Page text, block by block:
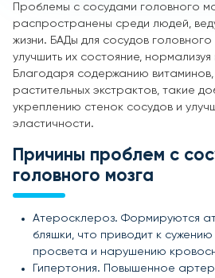
Проблемы с сосудами головного
распространены среди людей,
жизни. БАДы для сосудов
улучшить их состояние,
Благодаря содержанию
растительных экстрактов, такие
укреплению стенок сосудов и
эластичности.
Причины проблем с
головного мозга
Атеросклероз. Формируются
бляшки, что приводит к
просвета и нарушению
Гипертония. Повышенное